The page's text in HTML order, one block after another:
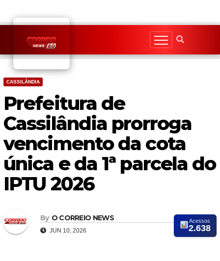
content
CASSILÂNDIA
Prefeitura de
Cassilândia prorroga
vencimento da cota
única e da 1ª parcela do
IPTU 2026
By O CORREIO NEWS
JUN 10, 2026
Acessos
2.638